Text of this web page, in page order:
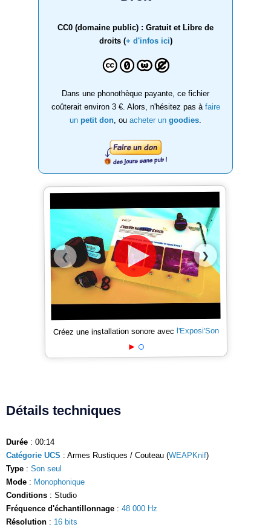
CC0 (domaine public) : Gratuit et Libre de
droits (+ d'infos ici)
Dans une phonothèque payante, ce fichier
coûterait environ 3 €. Alors, n'hésitez pas à faire
un petit don , ou acheter un goodies
❮ ❯
Créez une installation sonore avec l'Exposi'Son
Détails techniques
Durée : 00:14
Catégorie UCS : Armes Rustiques / Couteau (WEAPKnif)
Type : Son seul
Mode : Monophonique
Conditions : Studio
Fréquence d'échantillonnage : 48 000 Hz
Résolution : 16 bits